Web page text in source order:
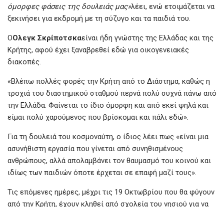
όμορφες φάσεις της δουλειάς μας»λέει, ενώ ετοιμάζεται να
ξεκινήσει για εκδρομή με τη σύζυγο και τα παιδιά του.
ΟΟλεγκ Σκρίποτσκαείναι ήδη γνώστης της Ελλάδας και της
Κρήτης, αφού έχει ξαναβρεθεί εδώ για οικογενειακές
διακοπές.
«Βλέπω πολλές φορές την Κρήτη από το Διάστημα, καθώς η
τροχιά του διαστημικού σταθμού περνά πολύ συχνά πάνω από
την Ελλάδα. Φαίνεται το ίδιο όμορφη και από εκεί ψηλά και
είμαι πολύ χαρούμενος που βρίσκομαι και πάλι εδώ».
Για τη δουλειά του κοσμοναύτη, ο ίδιος λέει πως «είναι μια
ασυνήθιστη εργασία που γίνεται από συνηθισμένους
ανθρώπους, αλλά απολαμβάνει τον θαυμασμό του κοινού και
ιδίως των παιδιών όποτε έρχεται σε επαφή μαζί τους».
Τις επόμενες ημέρες, μέχρι τις 19 Οκτωβρίου που θα φύγουν
από την Κρήτη, έχουν κληθεί από σχολεία του νησιού για να